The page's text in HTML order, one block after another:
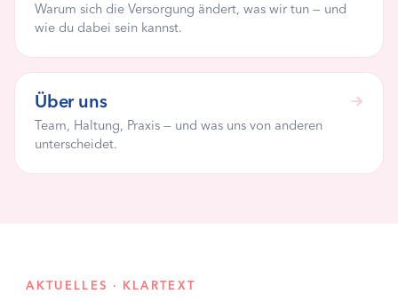
Warum sich die Versorgung ändert, was wir tun — und
wie du dabei sein kannst.
Über uns
Team, Haltung, Praxis — und was uns von anderen
unterscheidet.
AKTUELLES · KLARTEXT